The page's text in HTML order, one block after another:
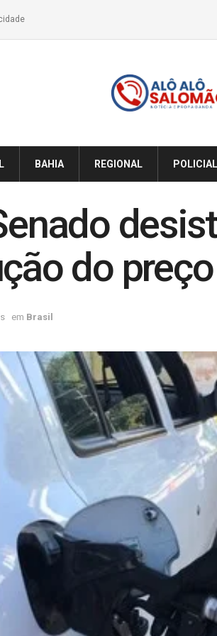
BAHIA REGIONAL POLICIAL
do
em Brasil